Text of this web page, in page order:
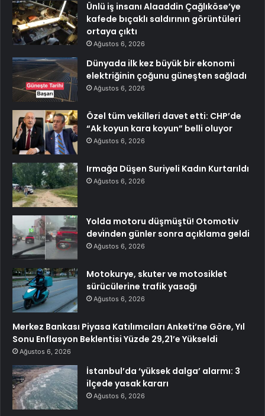
Ünlü iş insanı Alaaddin Çağlıköse’ye
kafede bıçaklı saldırının görüntüleri
ortaya çıktı
Ağustos 6, 2026
Dünyada ilk kez büyük bir ekonomi
elektriğinin çoğunu güneşten sağladı
Ağustos 6, 2026
Özel tüm vekilleri davet etti: CHP’de
“Ak koyun kara koyun” belli oluyor
Ağustos 6, 2026
Irmağa Düşen Suriyeli Kadın Kurtarıldı
Ağustos 6, 2026
Yolda motoru düşmüştü! Otomotiv
devinden günler sonra açıklama geldi
Ağustos 6, 2026
Motokurye, skuter ve motosiklet
sürücülerine trafik yasağı
Ağustos 6, 2026
Merkez Bankası Piyasa Katılımcıları Anketi’ne Göre, Yıl
Sonu Enflasyon Beklentisi Yüzde 29,21’e Yükseldi
Ağustos 6, 2026
İstanbul’da ‘yüksek dalga’ alarmı: 3
ilçede yasak kararı
Ağustos 6, 2026